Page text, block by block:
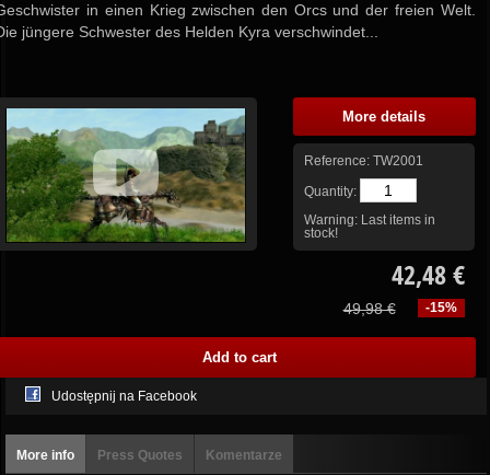
in einen Krieg zwischen den Orcs und der freien Welt.
jüngere Schwester des Helden Kyra verschwindet...
More details
Reference: TW2001
Quantity:
Warning: Last items in
stock!
42,48 €
-15%
49,98 €
Udostępnij na Facebook
More info Press Quotes Komentarze